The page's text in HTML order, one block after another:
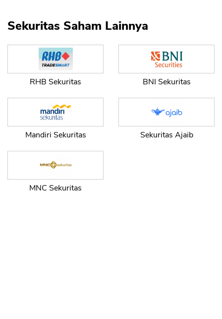
Sekuritas Saham Lainnya
RHB Sekuritas BNI Sekuritas
Mandiri Sekuritas Sekuritas Ajaib
MNC Sekuritas